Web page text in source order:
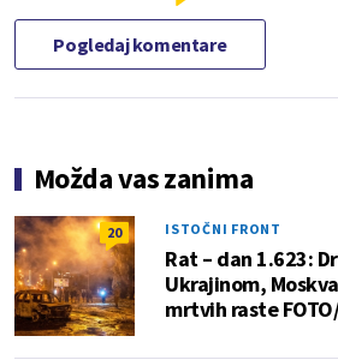
Pogledaj komentare
Možda vas zanima
20 ISTOČNI FRONT
Rat – dan 1.623:
Ukrajinom,
mrtvih raste